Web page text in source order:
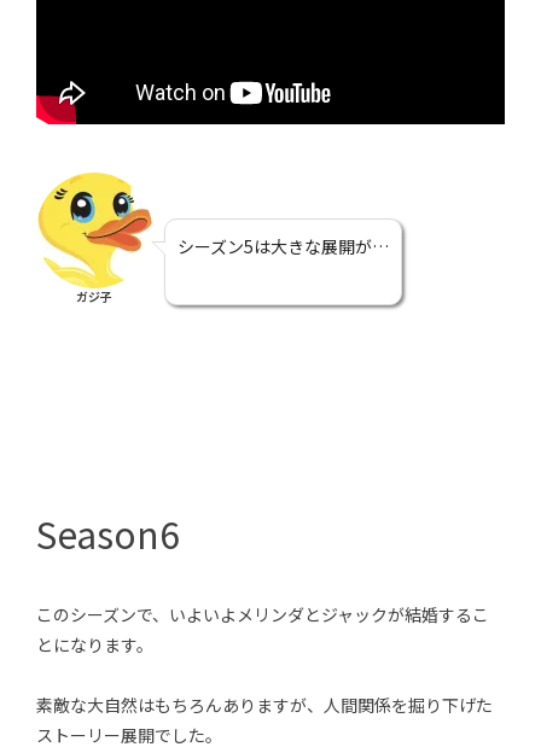
ガジ子
シーズン5は大きな展開が…
Season6
このシーズンで、いよいよメリンダとジャックが結婚するこ
とになります。
素敵な大自然はもちろんありますが、人間関係を掘り下げた
ストーリー展開でした。